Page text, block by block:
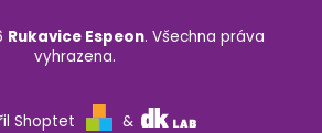
Shoptet &
Rukavice Espeon. Všechna práva
vyhrazena.